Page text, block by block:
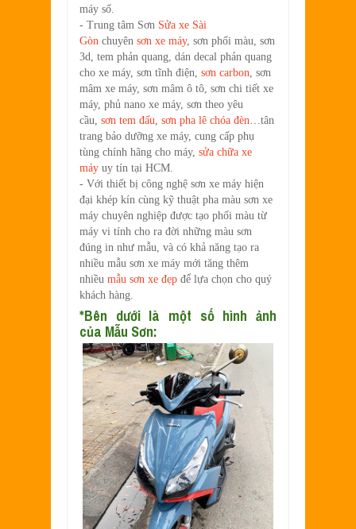
máy số.
- Trung tâm Sơn Sửa xe Sài
Gòn chuyên sơn xe máy, sơn phối màu, sơn
3d, tem phản quang, dán decal phản quang
cho xe máy, sơn tĩnh điện, sơn carbon , sơn
mâm xe máy, sơn mâm ô tô, sơn chi tiết xe
máy, phủ nano xe máy, sơn theo yêu
cầu, sơn tem đấu sơn pha lê chóa đèn …tân
trang bảo dưỡng xe máy, cung cấp phụ
tùng chính hãng cho máy, sửa chữa xe
máy uy tín tại HCM.
- Với thiết bị công nghệ sơn xe máy hiện
đại khép kín cùng kỹ thuật pha màu sơn xe
máy chuyên nghiệp được tạo phối màu từ
máy vi tính cho ra đời những màu sơn
đúng in như mẫu, và có khả năng tạo ra
nhiều mẫu sơn xe máy mới tăng thêm
nhiều mẫu sơn xe đẹp để lựa chọn cho quý
khách hàng.
*Bên dưới là một số hình ảnh
của Mẫu Sơn: